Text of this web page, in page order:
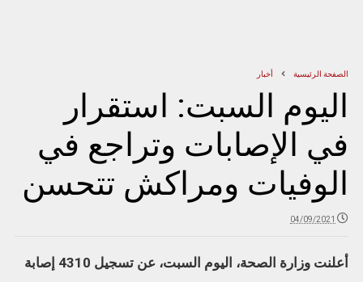
الصفحة الرئيسية أخبار
اليوم السبت: استقرار
في الإصابات وتراجع في
الوفيات ومراكش تتحسن
04/09/2021
أعلنت وزارة الصحة، اليوم السبت، عن تسجيل 4310 إصابة